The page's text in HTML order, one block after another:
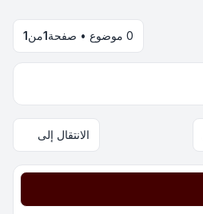
0 موضوع • صفحة 1من1
الانتقال إلى